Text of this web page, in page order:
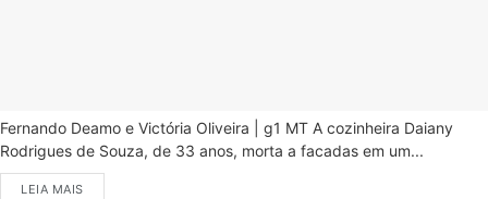
Fernando Deamo e Victória Oliveira | g1 MT A cozinheira Daiany
Rodrigues de Souza, de 33 anos, morta a facadas em um...
LEIA MAIS